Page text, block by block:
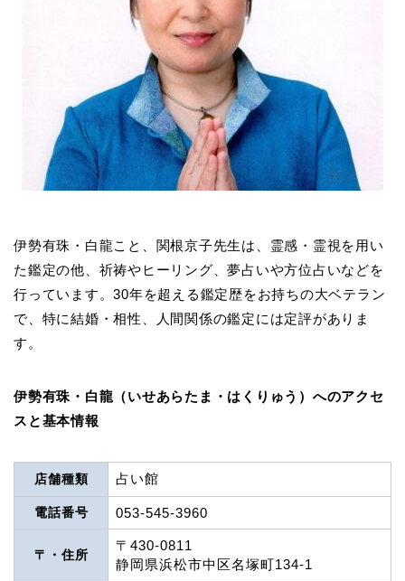
伊勢有珠・白龍こと、関根京子先生は、霊感・霊視を用い
た鑑定の他、祈祷やヒーリング、夢占いや方位占いなどを
行っています。30年を超える鑑定歴をお持ちの大ベテラン
で、特に結婚・相性、人間関係の鑑定には定評がありま
す。
伊勢有珠・白龍（いせあらたま・はくりゅう）へのアクセ
スと基本情報
店舗種類 占い館
電話番号 053-545-3960
〒・住所
〒430-0811
静岡県浜松市中区名塚町134-1